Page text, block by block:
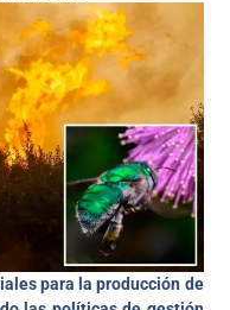
para la producción de